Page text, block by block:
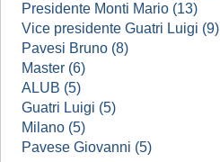
Presidente Monti Mario (13)
Vice presidente Guatri Luigi (9)
Pavesi Bruno (8)
Master (6)
ALUB (5)
Guatri Luigi (5)
Milano (5)
Pavese Giovanni (5)